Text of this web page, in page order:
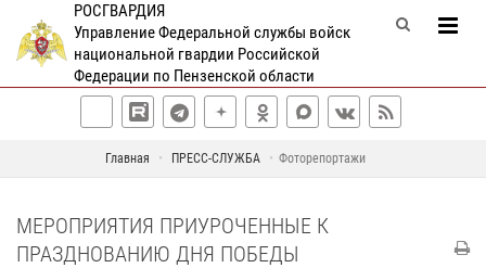
РОСГВАРДИЯ
Управление Федеральной службы войск
национальной гвардии Российской
Федерации по Пензенской области
Главная ПРЕСС-СЛУЖБА Фоторепортажи
МЕРОПРИЯТИЯ ПРИУРОЧЕННЫЕ К
ПРАЗДНОВАНИЮ ДНЯ ПОБЕДЫ